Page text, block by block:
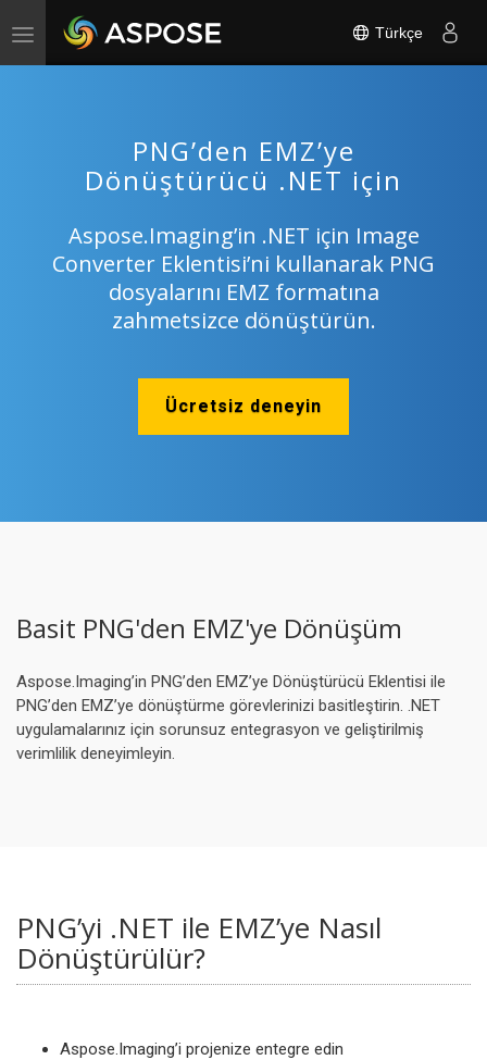
Toggle
Türkçe
PNG’den EMZ’ye
Dönüştürücü .NET için
Aspose.Imaging’in .NET için Image
Converter Eklentisi’ni kullanarak PNG
dosyalarını EMZ formatına
zahmetsizce dönüştürün.
Ücretsiz deneyin
Basit PNG'den EMZ'ye Dönüşüm
Aspose.Imaging’in PNG’den EMZ’ye Dönüştürücü Eklentisi ile
PNG’den EMZ’ye dönüştürme görevlerinizi basitleştirin. .NET
uygulamalarınız için sorunsuz entegrasyon ve geliştirilmiş
verimlilik deneyimleyin.
PNG’yi .NET ile EMZ’ye Nasıl
Dönüştürülür?
Aspose.Imaging’i projenize entegre edin